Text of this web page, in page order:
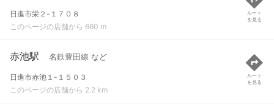
日進市栄２-１７０８
このページの店舗から 660 m
ルート
を見る
赤池駅 名鉄豊田線 など
日進市赤池１-１５０３
このページの店舗から 2.2 km
ルート
を見る